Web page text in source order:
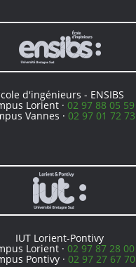
d'ingénieurs - ENSIBS
Lorient · 02 97 88 05 59
Vannes · 02 97 01 72 73
IUT Lorient-Pontivy
Lorient · 02 97 87 28 00
Pontivy · 02 97 27 67 70